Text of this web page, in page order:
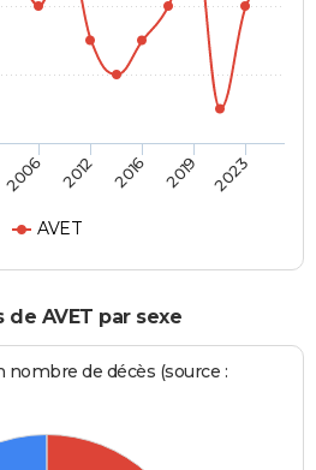
AVET
2006 2012 2016 2019 2023
AVET par sexe
de décès (source :